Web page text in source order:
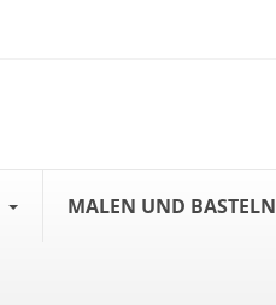
MALEN UND BASTELN